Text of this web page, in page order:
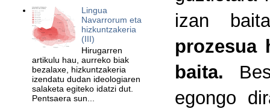
izan
prozesua
baita.
egongo
Lingua
Navarrorum eta
hizkuntzakeria
(III)
Hirugarren
artikulu hau, aurreko biak
bezalaxe, hizkuntzakeria
izendatu dudan ideologiaren
salaketa egiteko idatzi dut.
Pentsaera sun...